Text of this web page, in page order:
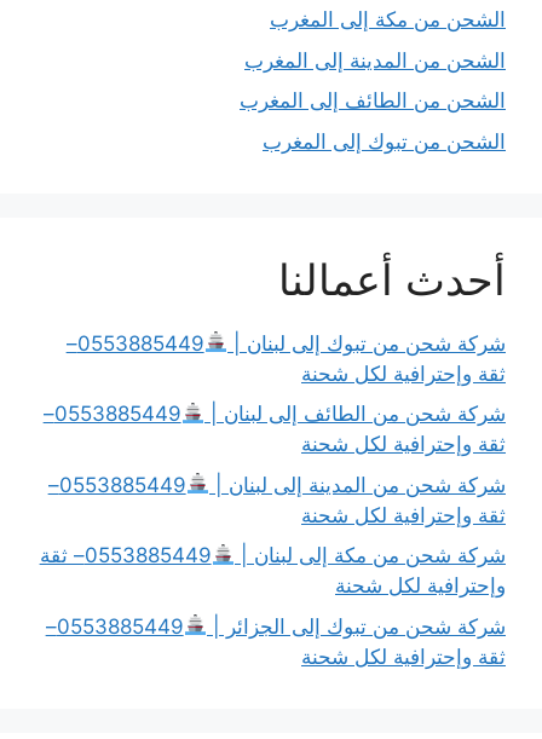
الشحن من مكة إلى المغرب
الشحن من المدينة إلى المغرب
الشحن من الطائف إلى المغرب
الشحن من تبوك إلى المغرب
أحدث أعمالنا
شركة شحن من تبوك إلى لبنان |
0553885449–
ثقة وإحترافية لكل شحنة
شركة شحن من الطائف إلى لبنان |
0553885449–
ثقة وإحترافية لكل شحنة
شركة شحن من المدينة إلى لبنان |
0553885449–
ثقة وإحترافية لكل شحنة
شركة شحن من مكة إلى لبنان |
0553885449– ثقة
وإحترافية لكل شحنة
شركة شحن من تبوك إلى الجزائر |
0553885449–
ثقة وإحترافية لكل شحنة